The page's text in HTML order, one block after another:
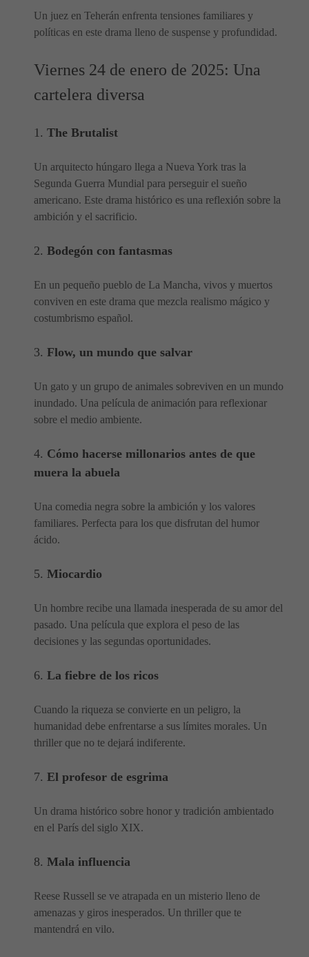
Un juez en Teherán enfrenta tensiones familiares y
políticas en este drama lleno de suspense y profundidad.
Viernes 24 de enero de 2025: Una
cartelera diversa
1. The Brutalist
Un arquitecto húngaro llega a Nueva York tras la
Segunda Guerra Mundial para perseguir el sueño
americano. Este drama histórico es una reflexión sobre la
ambición y el sacrificio.
2. Bodegón con fantasmas
En un pequeño pueblo de La Mancha, vivos y muertos
conviven en este drama que mezcla realismo mágico y
costumbrismo español.
3. Flow, un mundo que salvar
Un gato y un grupo de animales sobreviven en un mundo
inundado. Una película de animación para reflexionar
sobre el medio ambiente.
4. Cómo hacerse millonarios antes de que
muera la abuela
Una comedia negra sobre la ambición y los valores
familiares. Perfecta para los que disfrutan del humor
ácido.
5. Miocardio
Un hombre recibe una llamada inesperada de su amor del
pasado. Una película que explora el peso de las
decisiones y las segundas oportunidades.
6. La fiebre de los ricos
Cuando la riqueza se convierte en un peligro, la
humanidad debe enfrentarse a sus límites morales. Un
thriller que no te dejará indiferente.
7. El profesor de esgrima
Un drama histórico sobre honor y tradición ambientado
en el París del siglo XIX.
8. Mala influencia
Reese Russell se ve atrapada en un misterio lleno de
amenazas y giros inesperados. Un thriller que te
mantendrá en vilo.